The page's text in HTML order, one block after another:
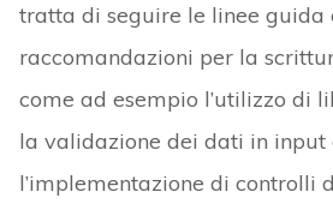
tratta di seguire le linee guida
raccomandazioni per la
come ad esempio l’utilizzo di
la validazione dei dati in input
l’implementazione di controlli